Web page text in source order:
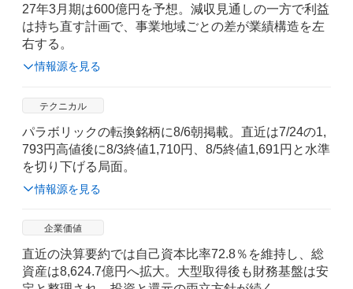
27年3月期は600億円を予想。減収見通しの一方で利益
は持ち直す計画で、事業地域ごとの差が業績構造を左
右する。
情報源を見る
テクニカル
パラボリックの転換銘柄に8/6朝掲載。直近は7/24の1,
793円高値後に8/3終値1,710円、8/5終値1,691円と水準
を切り下げる局面。
情報源を見る
企業価値
直近の決算要約では自己資本比率72.8％を維持し、総
資産は8,624.7億円へ拡大。大型取得後も財務基盤は安